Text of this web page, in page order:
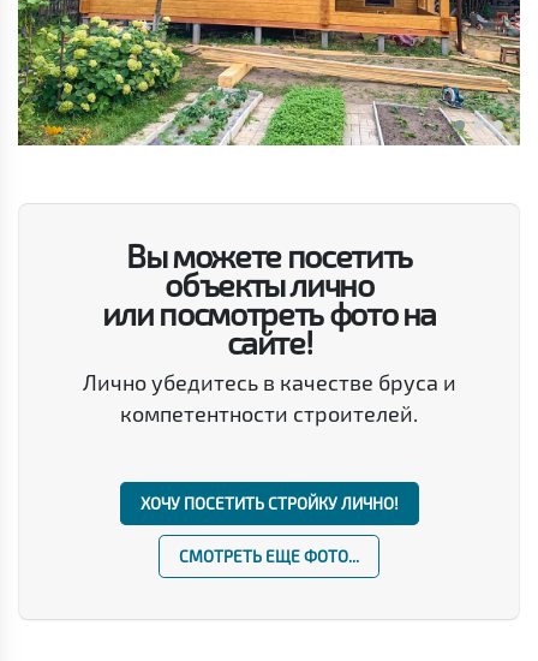
Вы можете посетить
объекты лично
или посмотреть фото на
сайте!
Лично убедитесь в качестве бруса и
компетентности строителей.
ХОЧУ ПОСЕТИТЬ СТРОЙКУ ЛИЧНО!
СМОТРЕТЬ ЕЩЕ ФОТО...